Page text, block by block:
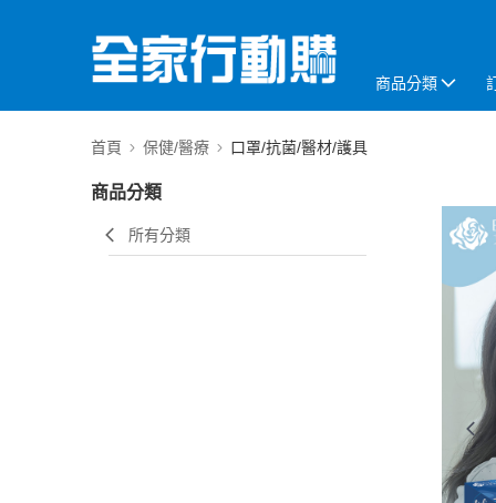
商品分類
首頁 保健/醫療 口罩/抗菌/醫材/護具
商品分類
所有分類